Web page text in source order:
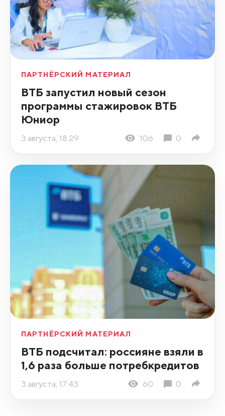
ПАРТНЁРСКИЙ МАТЕРИАЛ
ВТБ запустил новый сезон
программы стажировок ВТБ
Юниор
3 августа, 18:29 106 0
ПАРТНЁРСКИЙ МАТЕРИАЛ
ВТБ подсчитал: россияне взяли в
1,6 раза больше потребкредитов
3 августа, 17:43 60 0